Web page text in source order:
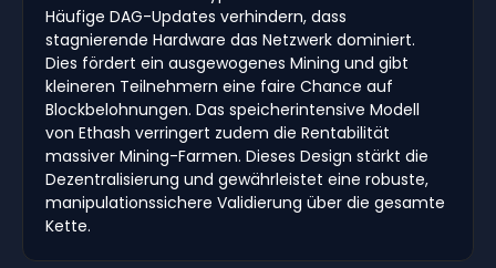
Häufige DAG-Updates verhindern, dass
stagnierende Hardware das Netzwerk dominiert.
Dies fördert ein ausgewogenes Mining und gibt
kleineren Teilnehmern eine faire Chance auf
Blockbelohnungen. Das speicherintensive Modell
von Ethash verringert zudem die Rentabilität
massiver Mining-Farmen. Dieses Design stärkt die
Dezentralisierung und gewährleistet eine robuste,
manipulationssichere Validierung über die gesamte
Kette.